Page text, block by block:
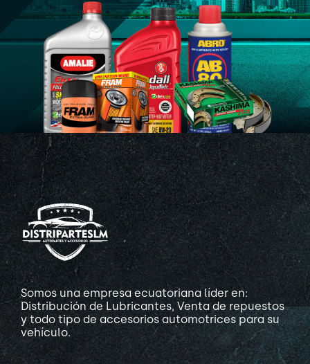
Somos una empresa ecuatoriana líder en:
Distribución de Lubricantes, Venta de repuestos
y todo tipo de accesorios automotrices para su
vehículo.